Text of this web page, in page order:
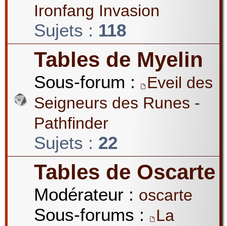
Ironfang Invasion
Sujets : 118
Tables de Myelin
Sous-forum :
Eveil des
Seigneurs des Runes -
Pathfinder
Sujets : 22
Tables de Oscarte
Modérateur : oscarte
Sous-forums :
La